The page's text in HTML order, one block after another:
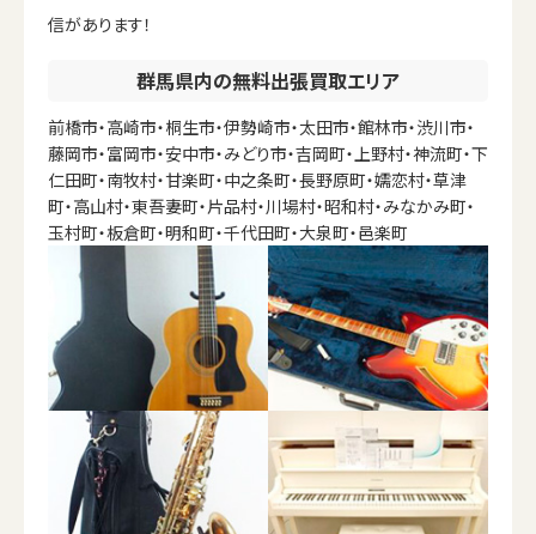
信があります！
群馬県内の無料出張買取エリア
前橋市・高崎市・桐生市・伊勢崎市・太田市・館林市・渋川市・
藤岡市・富岡市・安中市・みどり市・吉岡町・上野村・神流町・下
仁田町・南牧村・甘楽町・中之条町・長野原町・嬬恋村・草津
町・高山村・東吾妻町・片品村・川場村・昭和村・みなかみ町・
玉村町・板倉町・明和町・千代田町・大泉町・邑楽町